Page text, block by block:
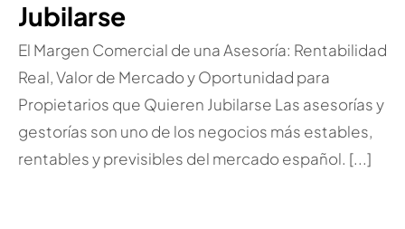
Jubilarse
El Margen Comercial de una Asesoría: Rentabilidad
Real, Valor de Mercado y Oportunidad para
Propietarios que Quieren Jubilarse Las asesorías y
gestorías son uno de los negocios más estables,
rentables y previsibles del mercado español. [...]